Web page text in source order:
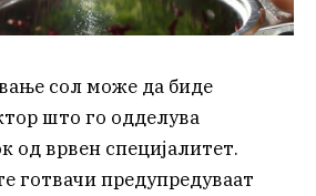
сол може да биде
што го одделува
од врвен специјалитет.
готвачи предупредуваат